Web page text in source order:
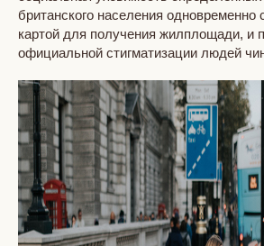
британского населения одновременно
картой для получения жилплощади, и
официальной стигматизации людей